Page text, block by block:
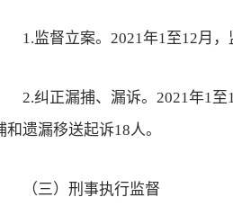
1.监督立案。2021年1至12月，
2.纠正漏捕、漏诉。2021年1至
和遗漏移送起诉18人。
（三）刑事执行监督